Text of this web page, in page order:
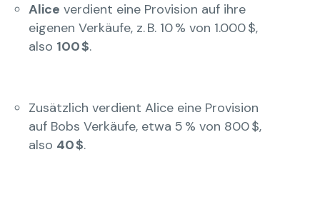
Alice verdient eine Provision auf ihre
eigenen Verkäufe, z. B. 10 % von 1.000 $,
also 100 $.
Zusätzlich verdient Alice eine Provision
auf Bobs Verkäufe, etwa 5 % von 800 $,
also 40 $.